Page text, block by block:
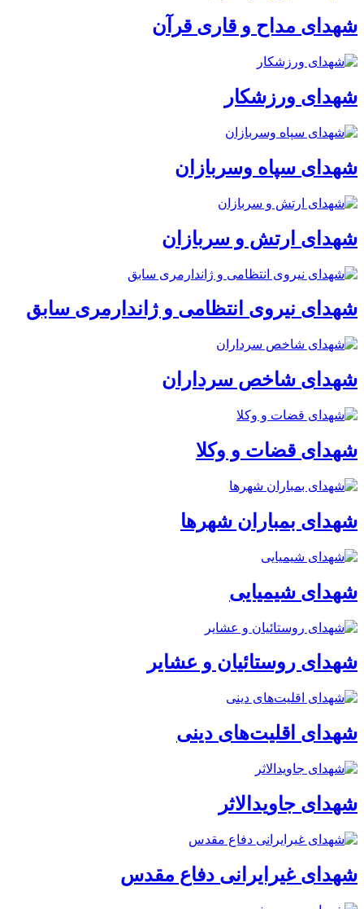
شهدای مداح و قاری قرآن
شهدای ورزشکار
شهدای سپاه وسربازان
شهدای ارتش و سربازان
شهدای نیروی انتظامی و ژاندارمری سابق
شهدای شاخص سرداران
شهدای قضات و وکلا
شهدای بمباران شهرها
شهدای شیمیایی
شهدای روستائیان و عشایر
شهدای اقلیت‌های دینی
شهدای جاویدالاثر
شهدای غیرایرانی دفاع مقدس